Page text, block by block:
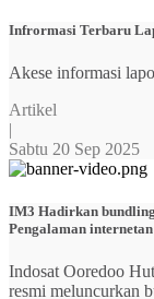
Infrormasi Terbaru
Akese informasi
Artikel
|
Sabtu 20 Sep 2025
IM3 Hadirkan
Pengalaman
Indosat Ooredoo
resmi meluncurkan